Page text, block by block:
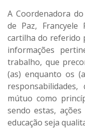
A Coordenadora
de Paz, Francyele
cartilha do referido
informações
trabalho, que
(as) enquanto os
mútuo como
sendo estas,
educação seja